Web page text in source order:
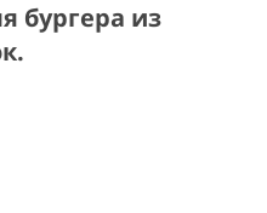
бургера из